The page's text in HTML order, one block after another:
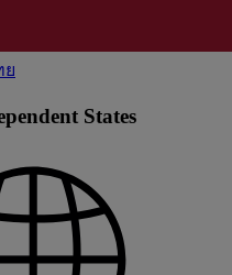
ย
States